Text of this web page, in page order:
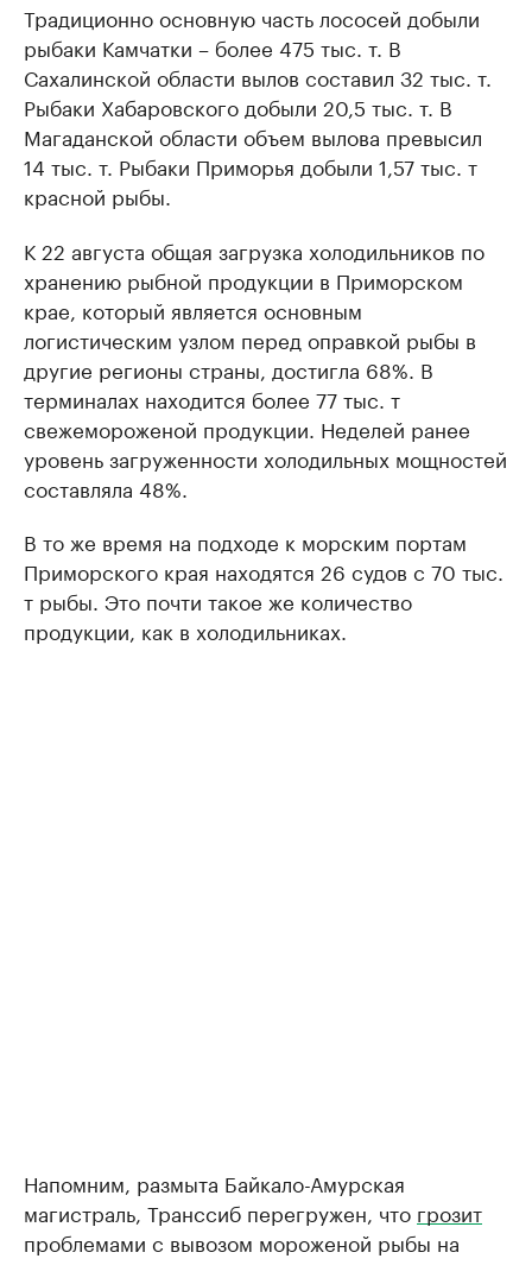
Традиционно основную часть лососей добыли
рыбаки Камчатки – более 475 тыс. т. В
Сахалинской области вылов составил 32 тыс. т.
Рыбаки Хабаровского добыли 20,5 тыс. т. В
Магаданской области объем вылова превысил
14 тыс. т. Рыбаки Приморья добыли 1,57 тыс. т
красной рыбы.
К 22 августа общая загрузка холодильников по
хранению рыбной продукции в Приморском
крае, который является основным
логистическим узлом перед оправкой рыбы в
другие регионы страны, достигла 68%. В
терминалах находится более 77 тыс. т
свежемороженой продукции. Неделей ранее
уровень загруженности холодильных мощностей
составляла 48%.
В то же время на подходе к морским портам
Приморского края находятся 26 судов с 70 тыс.
т рыбы. Это почти такое же количество
продукции, как в холодильниках.
Напомним, размыта Байкало-Амурская
магистраль, Транссиб перегружен, что грозит
проблемами с вывозом мороженой рыбы на